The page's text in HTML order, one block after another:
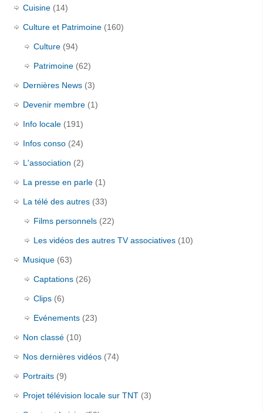
Cuisine (14)
Culture et Patrimoine (160)
Culture (94)
Patrimoine (62)
Dernières News (3)
Devenir membre (1)
Info locale (191)
Infos conso (24)
L'association (2)
La presse en parle (1)
La télé des autres (33)
Films personnels (22)
Les vidéos des autres TV associatives (10)
Musique (63)
Captations (26)
Clips (6)
Evénements (23)
Non classé (10)
Nos dernières vidéos (74)
Portraits (9)
Projet télévision locale sur TNT (3)